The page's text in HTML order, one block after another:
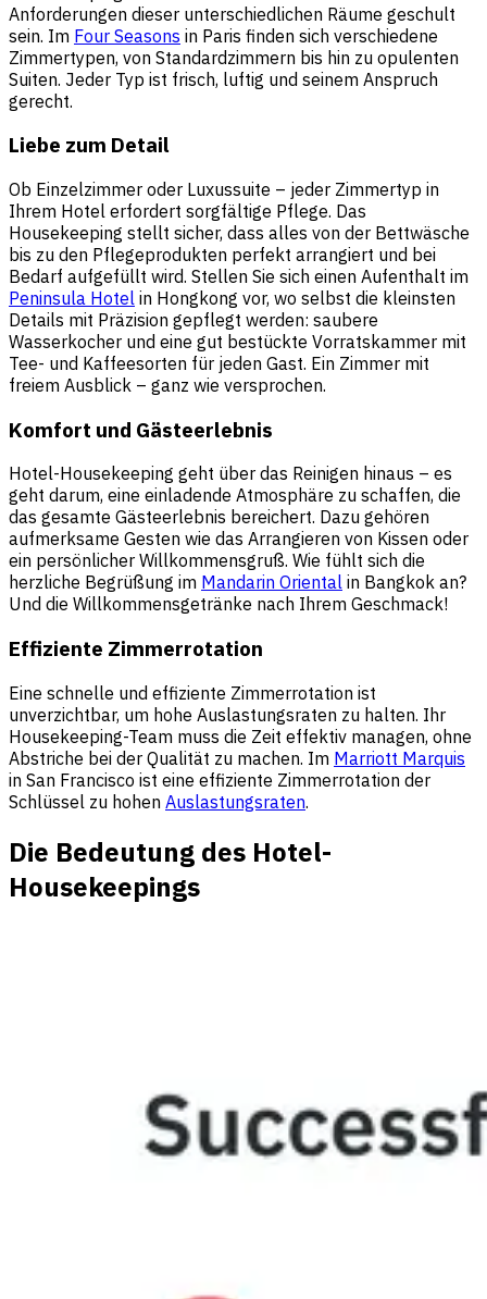
Anforderungen dieser unterschiedlichen Räume geschult
sein. Im Four Seasons in Paris finden sich verschiedene
Zimmertypen, von Standardzimmern bis hin zu opulenten
Suiten. Jeder Typ ist frisch, luftig und seinem Anspruch
gerecht.
Liebe zum Detail
Ob Einzelzimmer oder Luxussuite – jeder Zimmertyp in
Ihrem Hotel erfordert sorgfältige Pflege. Das
Housekeeping stellt sicher, dass alles von der Bettwäsche
bis zu den Pflegeprodukten perfekt arrangiert und bei
Bedarf aufgefüllt wird. Stellen Sie sich einen Aufenthalt im
Peninsula Hotel in Hongkong vor, wo selbst die kleinsten
Details mit Präzision gepflegt werden: saubere
Wasserkocher und eine gut bestückte Vorratskammer mit
Tee- und Kaffeesorten für jeden Gast. Ein Zimmer mit
freiem Ausblick – ganz wie versprochen.
Komfort und Gästeerlebnis
Hotel-Housekeeping geht über das Reinigen hinaus – es
geht darum, eine einladende Atmosphäre zu schaffen, die
das gesamte Gästeerlebnis bereichert. Dazu gehören
aufmerksame Gesten wie das Arrangieren von Kissen oder
ein persönlicher Willkommensgruß. Wie fühlt sich die
herzliche Begrüßung im Mandarin Oriental in Bangkok an?
Und die Willkommensgetränke nach Ihrem Geschmack!
Effiziente Zimmerrotation
Eine schnelle und effiziente Zimmerrotation ist
unverzichtbar, um hohe Auslastungsraten zu halten. Ihr
Housekeeping-Team muss die Zeit effektiv managen, ohne
Abstriche bei der Qualität zu machen. Im Marriott Marquis
in San Francisco ist eine effiziente Zimmerrotation der
Schlüssel zu hohen Auslastungsraten.
Die Bedeutung des Hotel-
Housekeepings